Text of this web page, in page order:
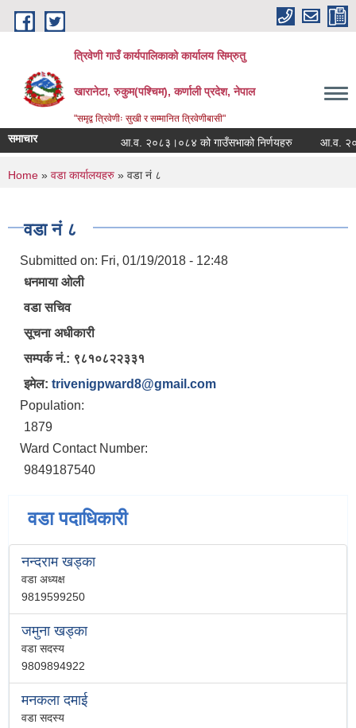
Skip to main content
त्रिवेणी गाउँ कार्यपालिकाको कार्यालय सिम्रुतु
खारानेटा, रुकुम(पश्‍चिम), कर्णाली प्रदेश, नेपाल
"समृद्व त्रिवेणीः सुखी र सम्मानित त्रिवेणीबासी"
समाचार आ.व. २०८३।०८४ को गाउँसभाको निर्णयहरु आ.व.
You are here
Home » वडा कार्यालयहरु » वडा नं ८
वडा नं ८
Submitted on: Fri, 01/19/2018 - 12:48
धनमाया ओली
वडा सचिव
सूचना अधीकारी
सम्पर्क नं.: ९८१०८२२३३१
इमेल: trivenigpward8@gmail.com
Population:
1879
Ward Contact Number:
9849187540
वडा पदाधिकारी
नन्दराम खड्का
वडा अध्यक्ष
9819599250
जमुना खड्का
वडा सदस्य
9809894922
मनकला दमाई
वडा सदस्य